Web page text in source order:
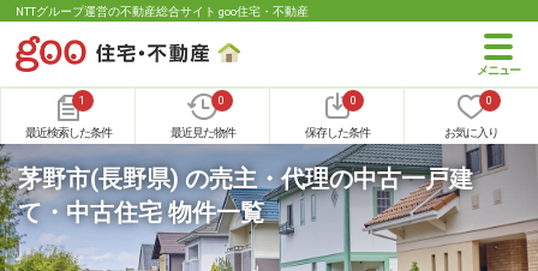
NTTグループ運営の不動産総合サイト goo住宅・不動産
1
最近検索した条件
0
最近見た物件
0
保存した条件
0
お気に入り
茅野市(長野県) の売主・代理の中古一戸建
て・中古住宅 物件一覧